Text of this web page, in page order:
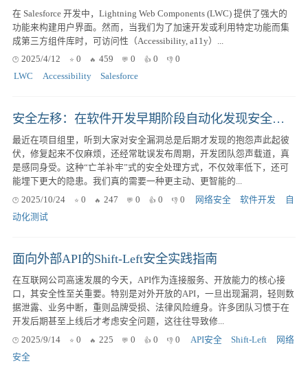
在 Salesforce 开发中，Lightning Web Components (LWC) 提供了强大的
功能来构建用户界面。然而，当我们为了加速开发或利用特定功能而集
成第三方组件库时，可访问性（Accessibility, a11y）...
2025/4/12
0 459 0 0
0
LWC
Accessibility Salesforce
安全左移：在软件开发早期阶段自动化发现安全漏洞的策略与实践
最近在项目组里，听到大家对安全漏洞总是后期才发现的抱怨声此起彼
伏，修复起来不仅麻烦，还经常耽误发布周期，开发团队怨声载道，真
是感同身受。这种“亡羊补牢”式的安全处理方式，不仅效率低下，还可
能埋下更大的隐患。我们真的需要一种更主动、更智能的...
2025/10/24
0 247 0 0 0 网络安全 软件开发
自
动化测试
面向外部API的Shift-Left安全实践指南
在互联网公司高速发展的今天，API作为连接服务、开放能力的核心接
口，其安全性至关重要。特别是对外开放的API，一旦出现漏洞，轻则数
据泄露、业务中断，重则品牌受损、法律风险缠身。许多团队习惯于在
开发后期甚至上线后才考虑安全问题，这往往导致修...
2025/9/14
0 225 0 0 0 API安全 Shift-Left
网络
安全